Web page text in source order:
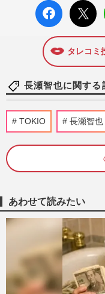
陣の執筆記事を配信す
面に掲載された記事か
特に関心の高い題材の
しています！
facebo
ok い
X ポス
ト
タレコミ
長瀬智也に関する
元
た『
『週刊
た『
けに
週刊女
元
た『
けに
TOKIO 長瀬智也
あわせて読みたい